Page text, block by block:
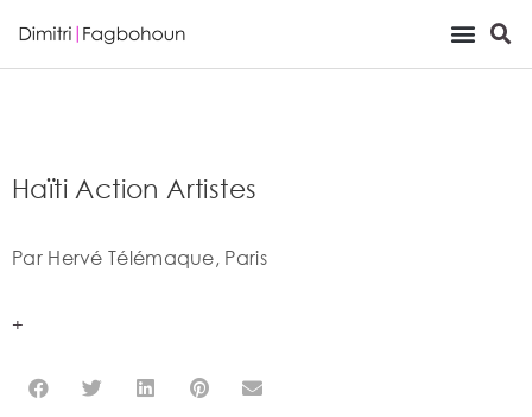
Haïti Action Artistes
Par Hervé Télémaque, Paris
+